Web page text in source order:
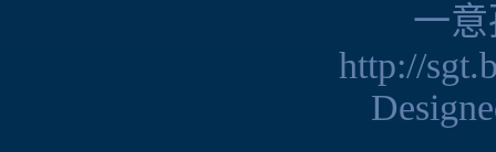
一意
http://